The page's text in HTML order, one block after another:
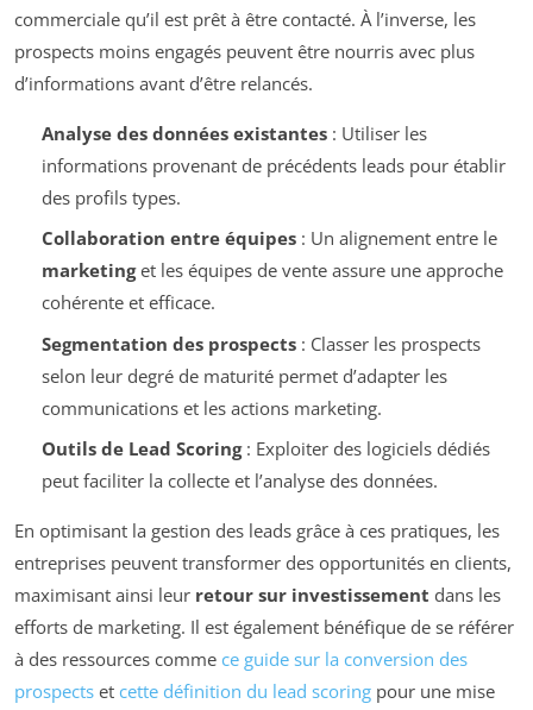
commerciale qu’il est prêt à être contacté. À l’inverse, les
prospects moins engagés peuvent être nourris avec plus
d’informations avant d’être relancés.
Analyse des données existantes: Utiliser les
informations provenant de précédents leads pour établir
des profils types.
Collaboration entre équipes: Un alignement entre le
marketinget les équipes de vente assure une approche
cohérente et efficace.
Segmentation des prospects: Classer les prospects
selon leur degré de maturité permet d’adapter les
communications et les actions marketing.
Outils de Lead Scoring: Exploiter des logiciels dédiés
peut faciliter la collecte et l’analyse des données.
En optimisant la gestion des leads grâce à ces pratiques, les
entreprises peuvent transformer des opportunités en clients,
maximisant ainsi leur retour sur investissement dans les
efforts de marketing. Il est également bénéfique de se référer
à des ressources comme ce guide sur la conversion des
prospects et cette définition du lead scoring pour une mise